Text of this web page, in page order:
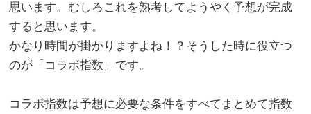
思います。むしろこれを熟考してようやく予想が完成
すると思います。
かなり時間が掛かりますよね！？そうした時に役立つ
のが「コラボ指数」です。
コラボ指数は予想に必要な条件をすべてまとめて指数